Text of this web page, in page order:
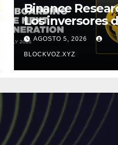
Binance
Los inversores
Generación Z
empiezan más
jóvenes y
mayor
AGOSTO 5, 2026
BLOCKVOZ.XYZ